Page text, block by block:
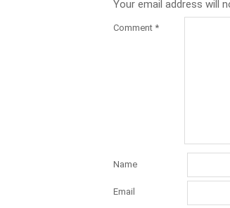
Your email address will
Comment *
Name
Email